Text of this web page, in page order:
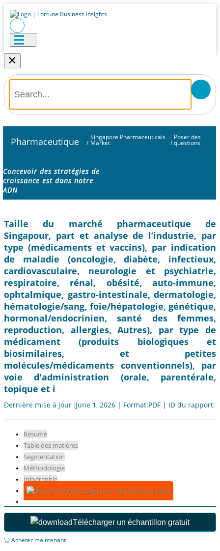
×
Pharmaceutique /
Singapore Pharmaceuticals
Market /
Poser des
questions
Concevoir des stratégies de
croissance est dans notre
ADN
Taille du marché pharmaceutique de
Singapour, part et analyse de l’industrie, par
type (médicaments et vaccins), par indication
de maladie (oncologie, diabète, infectieux,
cardiovasculaire, neurologie et psychiatrie,
respiratoire, rénal, obésité, auto-immune,
ophtalmique, gastro-intestinale, dermatologie,
hématologie/sang, foie/hépatologie, génétique,
hormonal/endocrinien, santé des femmes,
reproduction, allergies, Autres), par type de
médicament (produits biologiques et
biosimilaires, et petites
molécules/médicaments conventionnels), par
voie d'administration (orale, parentérale,
topique et i
Dernière mise à jour :June 1, 2026 | Format:PDF | ID du rapport:
Résumé
Table des matières
Segmentation
Méthodologie
Infographie
Télécharger un échantillon gratuit
Télécharger un échantillon gratuit
Acheter maintenant